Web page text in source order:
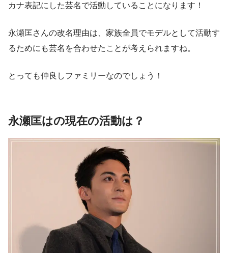
カナ表記にした芸名で活動していることになります！
永瀬匡さんの改名理由は、家族全員でモデルとして活動す
るためにも芸名を合わせたことが考えられますね。
とっても仲良しファミリーなのでしょう！
永瀬匡はの現在の活動は？